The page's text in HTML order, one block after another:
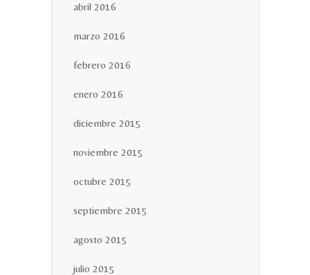
abril 2016
marzo 2016
febrero 2016
enero 2016
diciembre 2015
noviembre 2015
octubre 2015
septiembre 2015
agosto 2015
julio 2015